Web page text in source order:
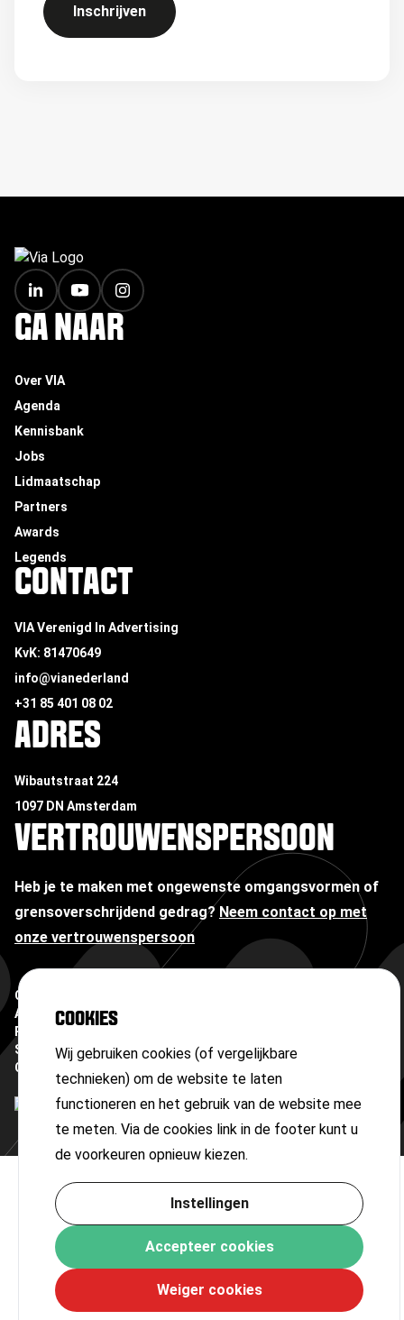
COOKIES
Wij gebruiken cookies (of vergelijkbare
technieken) om de website te laten
functioneren en het gebruik van de website mee
te meten. Via de cookies link in de footer kunt u
de voorkeuren opnieuw kiezen.
Instellingen
Accepteer cookies
Weiger cookies
Inschrijven
FOOTER
GA NAAR
Over VIA
Agenda
Kennisbank
Jobs
Lidmaatschap
Partners
Awards
Legends
CONTACT
VIA Verenigd In Advertising
KvK: 81470649
info@vianederland
+31 85 401 08 02
ADRES
Wibautstraat 224
1097 DN Amsterdam
VERTROUWENSPERSOON
Heb je te maken met ongewenste omgangsvormen of
grensoverschrijdend gedrag? Neem contact op met
onze vertrouwenspersoon
Copyright ©
Algemene voorwaarden
Privacyverklaring
Sitemap
Cookies